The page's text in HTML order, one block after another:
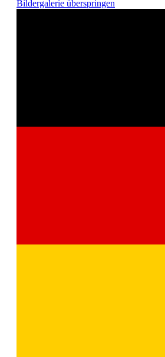
Bildergalerie überspringen